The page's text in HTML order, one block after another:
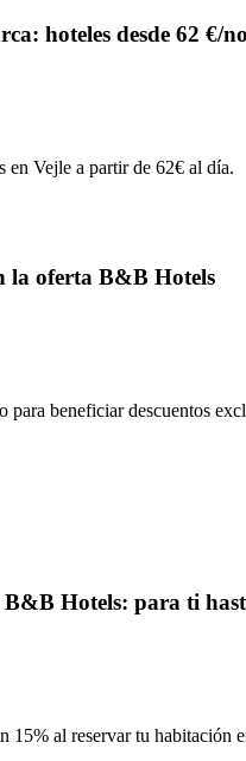
hoteles desde 62 €/
Vejle a partir de 62€ al día.
la oferta B&B Hotels
beneficiar descuentos
Hotels: para ti
al reservar tu habitación